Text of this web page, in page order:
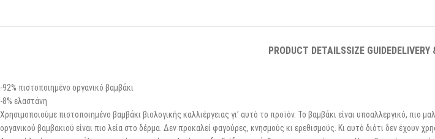
PRODUCT DETAILSSIZE GUIDEDELIVERY
-92% πιστοποιημένο οργανικό βαμβάκι
-8% ελαστάνη
Χρησιμοποιούμε πιστοποιημένο βαμβάκι βιολογικής καλλιέργειας γι’ αυτό το προϊόν. Το βαμβάκι είναι υποαλλεργικό,
οργανικού βαμβακιού είναι πιο λεία στο δέρμα. Δεν προκαλεί φαγούρες, κνησμούς κι ερεθισμούς. Κι αυτό διότι δεν έχουν